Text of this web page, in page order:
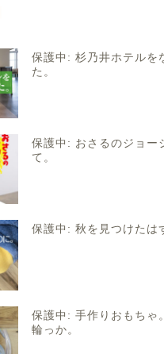
保護中: 杉乃井ホテルを
た。
保護中: おさるのジョー
て。
保護中: 秋を見つけたは
保護中: 手作りおもちゃ
輪っか。